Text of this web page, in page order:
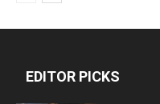
EDITOR PICKS